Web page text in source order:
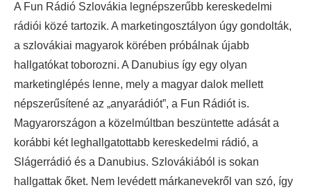
A Fun Rádió Szlovákia legnépszerűbb kereskedelmi
rádiói közé tartozik. A marketingosztályon úgy gondolták,
a szlovákiai magyarok körében próbálnak újabb
hallgatókat toborozni. A Danubius így egy olyan
marketinglépés lenne, mely a magyar dalok mellett
népszerűsítené az „anyarádiót”, a Fun Rádiót is.
Magyarországon a közelmúltban beszüntette adását a
korábbi két leghallgatottabb kereskedelmi rádió, a
Slágerrádió és a Danubius. Szlovákiából is sokan
hallgattak őket. Nem levédett márkanevekről van szó, így